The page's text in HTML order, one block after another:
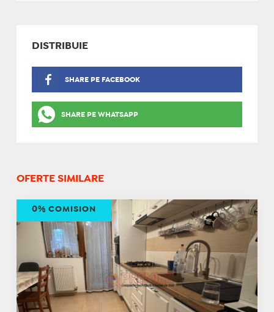
DISTRIBUIE
SHARE PE FACEBOOK
SHARE PE WHATSAPP
OFERTE SIMILARE
0% COMISION